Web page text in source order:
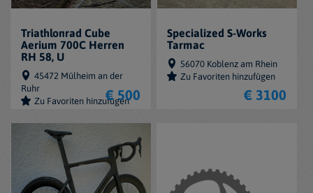
Triathlonrad Cube
Aerium 700C Herren
RH 58, U
45472 Mülheim an der
Ruhr
Zu Favoriten hinzufügen
€ 500
Specialized S-Works
Tarmac
56070 Koblenz am Rhein
Zu Favoriten hinzufügen
€ 3100